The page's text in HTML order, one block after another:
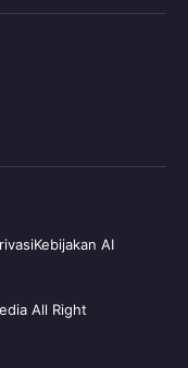
All Right
Kebijakan AI